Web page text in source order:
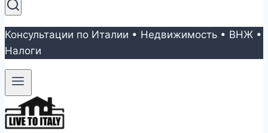
Консультации по Италии • Недвижимость • ВНЖ •
Налоги